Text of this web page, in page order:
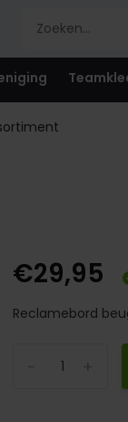
€29,95
Reclamebord